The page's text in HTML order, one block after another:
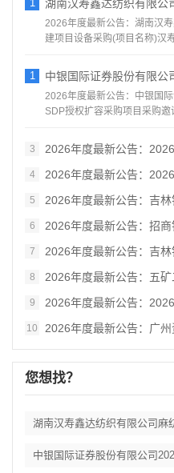
1 湖南汉寿鑫达纺织有限公
2026年度最新公告：湖南汉
建项目设备采购(项目名称)汉
1 中银国际证券股份有限公
2026年度最新公告：中银国
SDP授权扩容采购项目采购邀
3 2026年度最新公告：
4 2026年度最新公告：
5 2026年度最新公告：吉林
6 2026年度最新公告：招
7 2026年度最新公告：吉
8 2026年度最新公告：五
9 2026年度最新公告：
10 2026年度最新公告：广
您想找？
湖南汉寿鑫达纺织有限公司麻
中银国际证券股份有限公司